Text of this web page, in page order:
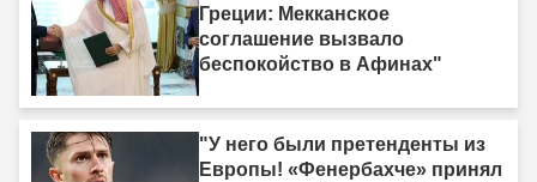
Греции: Мекканское
соглашение вызвало
беспокойство в Афинах"
"У него были претенденты из
Европы! «Фенербахче» принял